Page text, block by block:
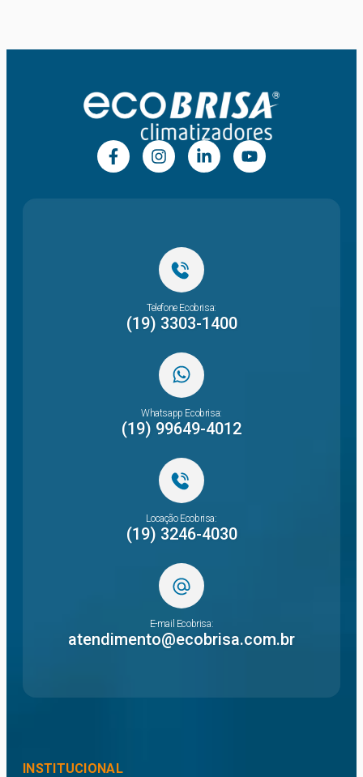
Telefone Ecobrisa:
(19) 3303-1400
Whatsapp Ecobrisa:
(19) 99649-4012
Locação Ecobrisa:
(19) 3246-4030
E-mail Ecobrisa:
atendimento@ecobrisa.com.br
INSTITUCIONAL